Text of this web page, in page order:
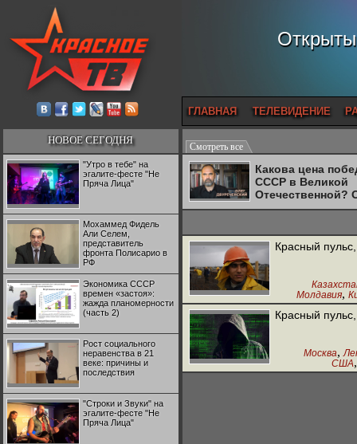
ГЛАВНАЯ ТЕЛЕВИДЕНИЕ
НОВОЕ СЕГОДНЯ
"Утро в тебе" на
эгалите-фесте "Не
Пряча Лица"
Мохаммед Фидель
Али Селем,
представитель
фронта Полисарио в
РФ
Экономика СССР
времен «застоя»:
жажда планомерности
(часть 2)
Рост социального
неравенства в 21
веке: причины и
последствия
"Строки и Звуки" на
эгалите-фесте "Не
Пряча Лица"
Смотреть все
Какова цена
СССР в Великой
Отечественной?
Двуреченский о
Красный
Молдавия,
Красный
Москва,
США
Испания,